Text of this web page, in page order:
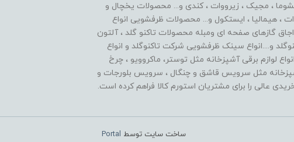
، مجیک ، زیرووات ، کندی و... محصولات یخچال و
، هیمالیا ، ایستکول و... محصولات ظرفشویی انواع
اجاق گازهای صفحه ای ومبله محصولات تاکنو گلد ، آلتون
و....انواع سینک ظرفشویی شرکت تاکنوگلد و انواع
لوازم برقی آشپزخانه مثل توستر، ماکروویو ، چرخ
مثل سرویس قاشق و چنگال ، سرویس بلورجات و
عالی را برای مشتریان استورم کالا فراهم کرده است.
ساخت سایت توسط Portal